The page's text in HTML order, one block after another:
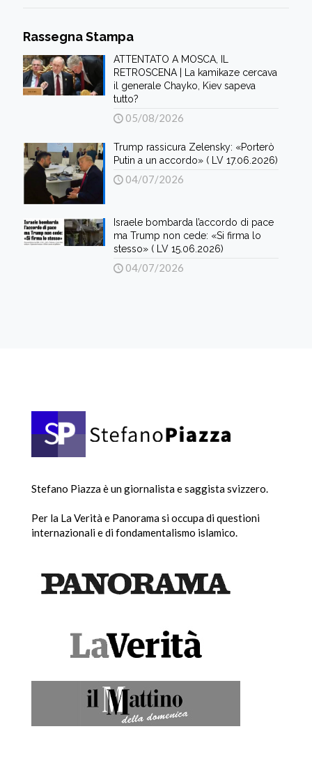
Rassegna Stampa
ATTENTATO A MOSCA, IL
RETROSCENA | La kamikaze cercava
il generale Chayko, Kiev sapeva
tutto?
05/08/2026
Trump rassicura Zelensky: «Porterò
Putin a un accordo» ( LV 17.06.2026)
04/07/2026
Israele bombarda l’accordo di pace
ma Trump non cede: «Si firma lo
stesso» ( LV 15.06.2026)
04/07/2026
Stefano Piazza è un giornalista e saggista svizzero.
Per la La Verità e Panorama si occupa di questioni
internazionali e di fondamentalismo islamico.